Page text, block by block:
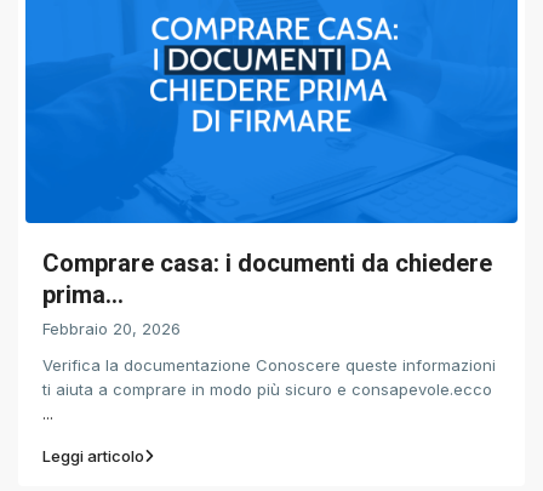
Comprare casa: i documenti da chiedere
prima...
Febbraio 20, 2026
Verifica la documentazione Conoscere queste informazioni
ti aiuta a comprare in modo più sicuro e consapevole.ecco
...
Leggi articolo